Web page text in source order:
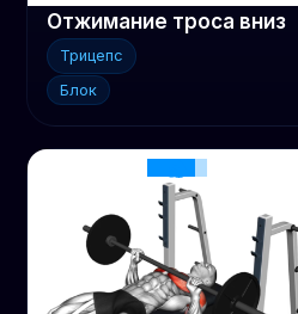
Отжимание троса вниз
Трицепс
Блок